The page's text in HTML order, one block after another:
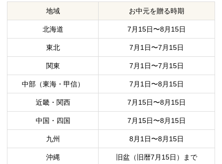
地域 お中元を贈る時期
北海道 7月15日〜8月15日
東北 7月1日〜7月15日
関東 7月1日〜7月15日
中部（東海・甲信） 7月1日〜8月15日
近畿・関西 7月15日〜8月15日
中国・四国 7月15日〜8月15日
九州 8月1日〜8月15日
沖縄 旧盆（旧暦7月15日）まで